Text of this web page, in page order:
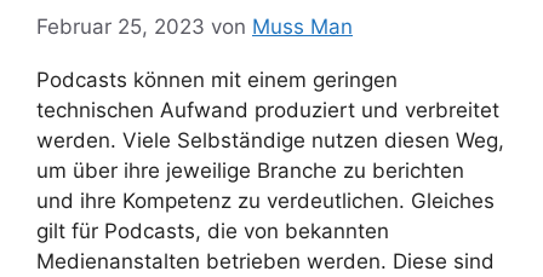
Februar 25, 2023 von Muss Man
Podcasts können mit einem geringen
technischen Aufwand produziert und verbreitet
werden. Viele Selbständige nutzen diesen Weg,
um über ihre jeweilige Branche zu berichten
und ihre Kompetenz zu verdeutlichen. Gleiches
gilt für Podcasts, die von bekannten
Medienanstalten betrieben werden. Diese sind